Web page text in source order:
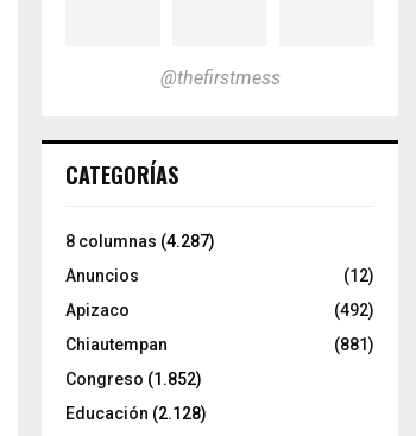
@thefirstmess
CATEGORÍAS
8 columnas (4.287)
Anuncios
(12)
Apizaco
(492)
Chiautempan
(881)
Congreso (1.852)
Educación (2.128)